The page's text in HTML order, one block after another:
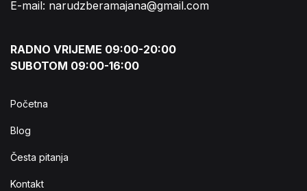
E-mail: narudzberamajana@gmail.com
RADNO VRIJEME 09:00-20:00
SUBOTOM 09:00-16:00
Početna
Blog
Česta pitanja
Kontakt